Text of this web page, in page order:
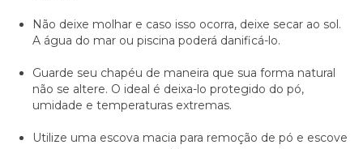
Não deixe molhar e caso isso ocorra, deixe secar ao sol.
A água do mar ou piscina poderá danificá-lo.
Guarde seu chapéu de maneira que sua forma natural
não se altere. O ideal é deixa-lo protegido do pó,
umidade e temperaturas extremas.
Utilize uma escova macia para remoção de pó e escove